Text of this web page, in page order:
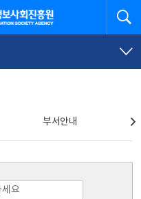
원
부서안내